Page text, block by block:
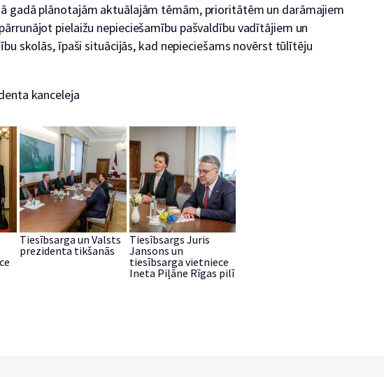
gadā plānotajām aktuālajām tēmām, prioritātēm un darāmajiem
pielaižu nepieciešamību pašvaldību vadītājiem un
skolās, īpaši situācijās, kad nepieciešams novērst tūlītēju
kanceleja
Tiesībsarga un Valsts
prezidenta tikšanās
Tiesībsargs Juris
Jansons un
tiesībsarga vietniece
Ineta Piļāne Rīgas pilī